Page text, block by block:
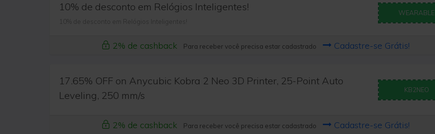
10% de desconto em Relógios Inteligentes!
10% de desconto em Relógios Inteligentes!
WEARABLE
2% de cashback Para receber você precisa estar cadastrado Cadastre-se Grátis!
17.65% OFF on Anycubic Kobra 2 Neo 3D Printer, 25-Point Auto
Leveling, 250 mm/s
KB2NEO
2% de cashback Para receber você precisa estar cadastrado Cadastre-se Grátis!